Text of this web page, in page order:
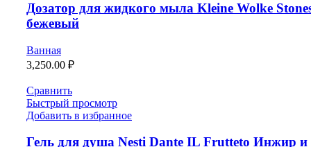
Дозатор для жидкого мыла Kleine Wolke
бежевый
Ванная
3,250.00 ₽
Сравнить
Быстрый просмотр
Добавить в избранное
Гель для душа Nesti Dante IL Frutteto Инжир и